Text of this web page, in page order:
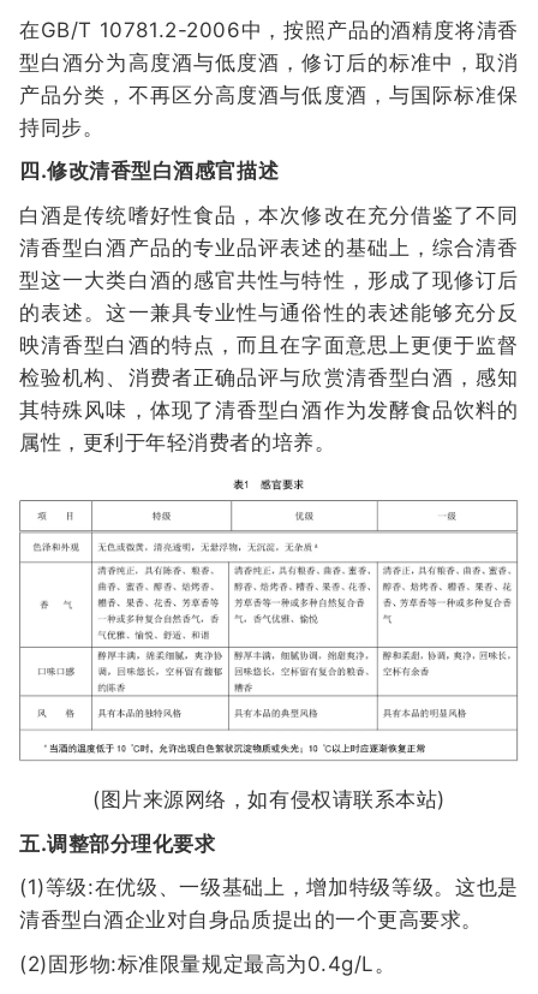
在GB/T 10781.2-2006中，按照产品的酒精度将清香
型白酒分为高度酒与低度酒，修订后的标准中，取消
产品分类，不再区分高度酒与低度酒，与国际标准保
持同步。
四.修改清香型白酒感官描述
白酒是传统嗜好性食品，本次修改在充分借鉴了不同
清香型白酒产品的专业品评表述的基础上，综合清香
型这一大类白酒的感官共性与特性，形成了现修订后
的表述。这一兼具专业性与通俗性的表述能够充分反
映清香型白酒的特点，而且在字面意思上更便于监督
检验机构、消费者正确品评与欣赏清香型白酒，感知
其特殊风味，体现了清香型白酒作为发酵食品饮料的
属性，更利于年轻消费者的培养。
(图片来源网络，如有侵权请联系本站)
五.调整部分理化要求
(1)等级:在优级、一级基础上，增加特级等级。这也是
清香型白酒企业对自身品质提出的一个更高要求。
(2)固形物:标准限量规定最高为0.4g/L。